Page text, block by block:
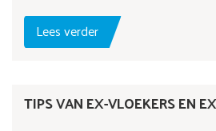
Lees verder
TIPS VAN EX-VLOEKERS EN